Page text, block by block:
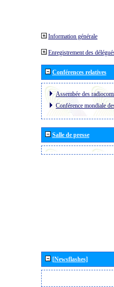
Information générale
Enregistrement des
Conférences relatives
Assembée des
Conférence mondiale
Salle de presse
[Newsflashes]